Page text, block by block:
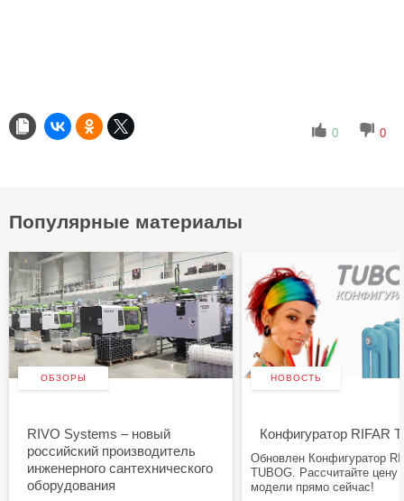
0 0
Популярные материалы
ОБЗОРЫ
RIVO Systems – новый
российский производитель
инженерного сантехнического
оборудования
НОВОСТЬ
Конфигуратор RIFAR
Обновлен Конфигуратор
TUBOG. Рассчитайте цену
модели прямо сейчас!